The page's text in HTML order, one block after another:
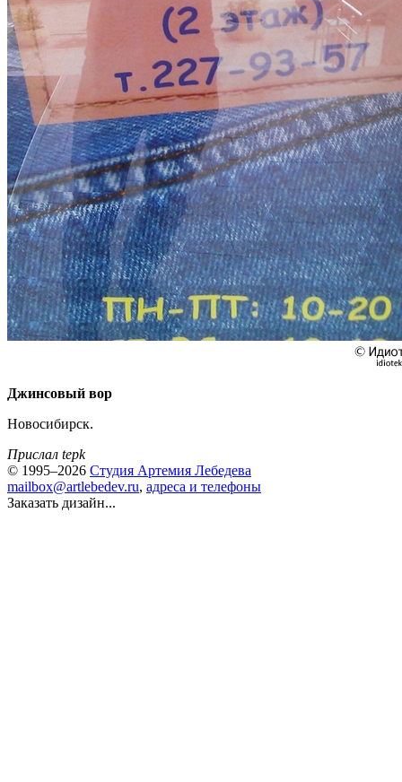
Джинсовый вор
Новосибирск.
Прислал tepk
© 1995–2026 Студия Артемия Лебедева
mailbox@artlebedev.ru, адреса и телефоны
Заказать дизайн...